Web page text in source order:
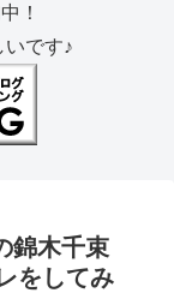
！
です♪
錦木千束
をしてみ